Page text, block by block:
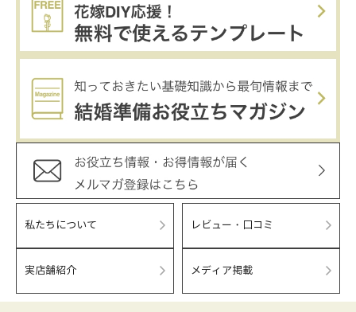
私たちについて レビュー・口コミ
実店舗紹介 メディア掲載